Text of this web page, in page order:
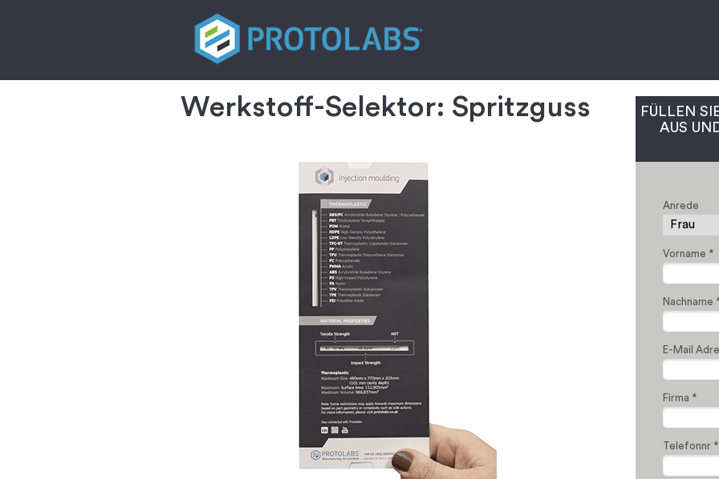
Anrede
Vorname *
Nachname
E-Mail
Firma *
Telefonnr *
FÜLLEN
AUS
Werkstoff-Selektor: Spritzguss